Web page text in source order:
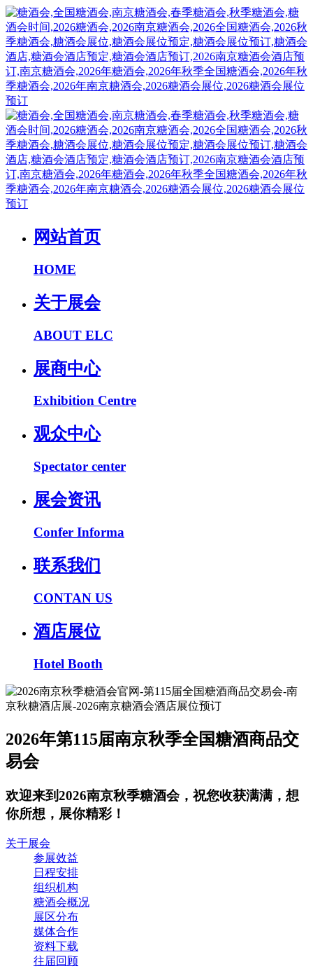
网站首页
HOME
关于展会
ABOUT ELC
展商中心
Exhibition Centre
观众中心
Spectator center
展会资讯
Confer Informa
联系我们
CONTAN US
酒店展位
Hotel Booth
2026年第115届南京秋季全国糖酒商品交
易会
欢迎来到2026南京秋季糖酒会，祝您收获满满，想
你所想，展你精彩！
关于展会
参展效益
日程安排
组织机构
糖酒会概况
展区分布
媒体合作
资料下载
往届回顾